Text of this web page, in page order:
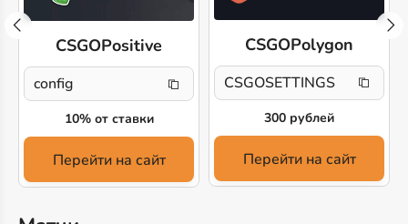
CSGOPositive
config
10% от ставки
Перейти на сайт
CSGOPolygon
CSGOSETTINGS
300 рублей
Перейти на сайт